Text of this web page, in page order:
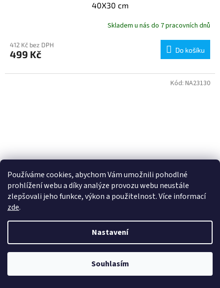
Používáme cookies, abychom Vám umožnili pohodlné
prohlížení webu a díky analýze provozu webu neustále
zlepšovali jeho funkce, výkon a použitelnost. Více informací
zde.
Nastavení
Souhlasím
40X30 cm
Skladem u nás do 7 pracovních dnů
412 Kč bez DPH
499 Kč Do košíku
Kód: NA23130